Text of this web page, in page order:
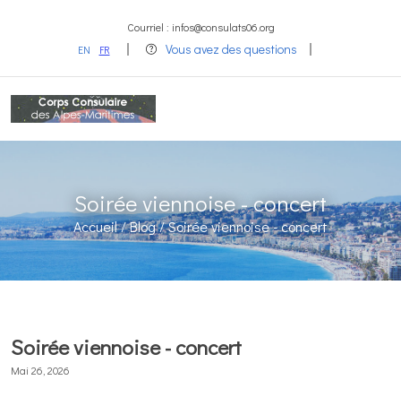
Courriel : infos@consulats06.org
EN
FR Vous avez des questions
Soirée viennoise - concert
Accueil /Blog /Soirée viennoise - concert
Soirée viennoise - concert
Mai 26, 2026